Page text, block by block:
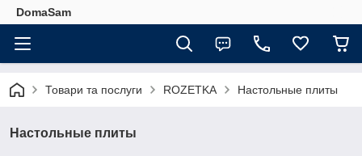
DomaSam
Товари та послуги ROZETKA Настольные плиты
Настольные плиты